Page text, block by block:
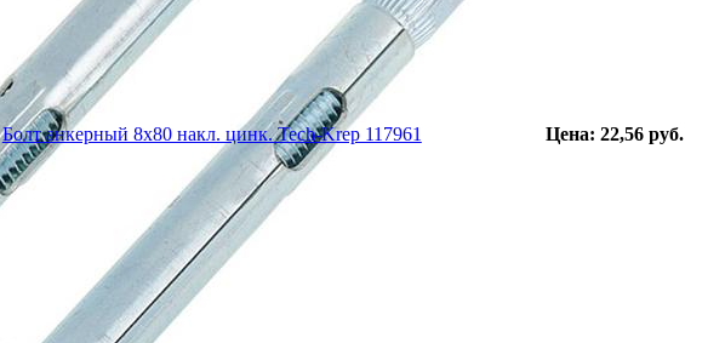
Болт анкерный 8х80 накл. цинк. Tech-Krep 117961 Цена: 22,56 руб.